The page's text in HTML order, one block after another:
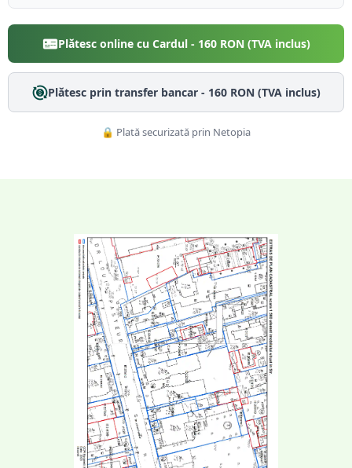
Plătesc online cu Cardul - 160RON (TVA inclus)
Plătesc prin transfer bancar - 160RON (TVA inclus)
🔒 Plată securizată prin Netopia